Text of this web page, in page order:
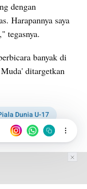
dengan
Harapannya saya
tegasnya.
banyak di
ditargetkan
Dunia U-17